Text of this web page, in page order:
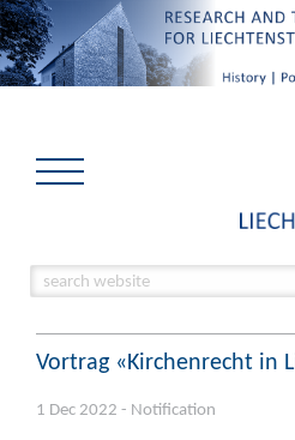
Vortrag «Kirchenrecht in
1 Dec 2022 - Notification